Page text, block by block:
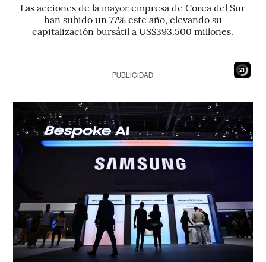
Las acciones de la mayor empresa de Corea del Sur
han subido un 77% este año, elevando su
capitalización bursátil a US$393.500 millones.
19
PUBLICIDAD